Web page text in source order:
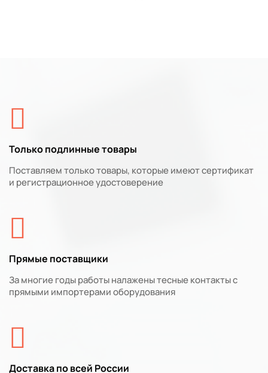
Только подлинные товары
Поставляем только товары, которые имеют сертификат
и регистрационное удостоверение
Прямые поставщики
За многие годы работы налажены тесные контакты с
прямыми импортерами оборудования
Доставка по всей России